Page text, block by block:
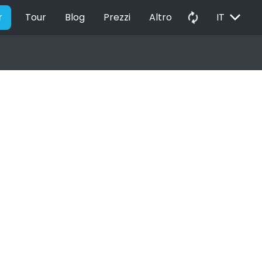
Tour Blog Prezzi Altro autorenew IT EXPAND_MORE